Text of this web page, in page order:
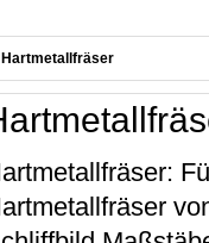
Hartmetallfräser